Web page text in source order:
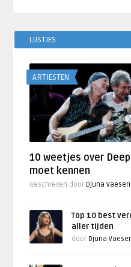
LIJSTJES
ARTIESTEN
10 weetjes over
moet kennen
Geschreven door Djuna Vaesen
Top 10 best
aller tijden
door Djuna